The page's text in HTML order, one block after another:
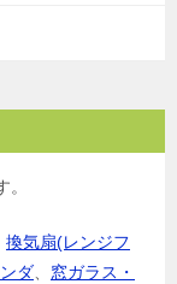
換気扇(レンジフ
ダ
窓ガラス・